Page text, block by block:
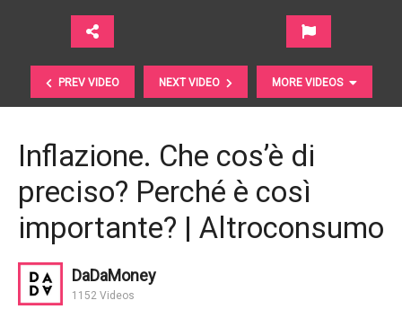
PREV VIDEO NEXT VIDEO MORE VIDEOS
Obbligazioni. Cosa sono e come funzionano i bond
Inflazione. Che cos’è di
preciso? Perché è così
importante? | Altroconsumo
DaDaMoney
1152 Videos